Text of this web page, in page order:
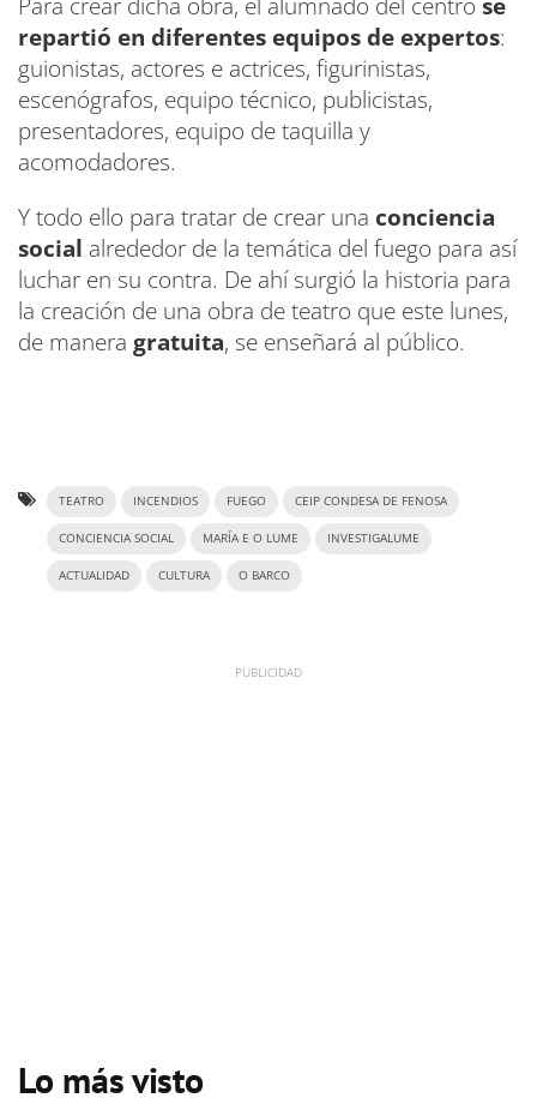
repartió en diferentes equipos de expertos:
guionistas, actores e actrices, figurinistas,
escenógrafos, equipo técnico, publicistas,
presentadores, equipo de taquilla y
acomodadores.
Y todo ello para tratar de crear una conciencia
social alrededor de la temática del fuego para así
luchar en su contra. De ahí surgió la historia para
la creación de una obra de teatro que este lunes,
de manera gratuita, se enseñará al público.
TEATRO INCENDIOS FUEGO CEIP CONDESA DE FENOSA
CONCIENCIA SOCIAL MARÍA E O LUME INVESTIGALUME
ACTUALIDAD CULTURA O BARCO
Lo más visto